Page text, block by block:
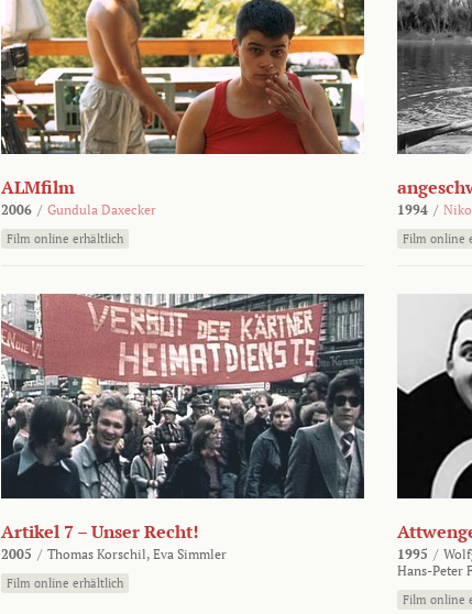
ALMfilm
2006 / Gundula Daxecker
Film online erhältlich
1994 /
Film online
Artikel 7 – Unser Recht!
2005 / Thomas Korschil, Eva Simmler
Film online erhältlich
1995 /
Hans-Peter
Film online